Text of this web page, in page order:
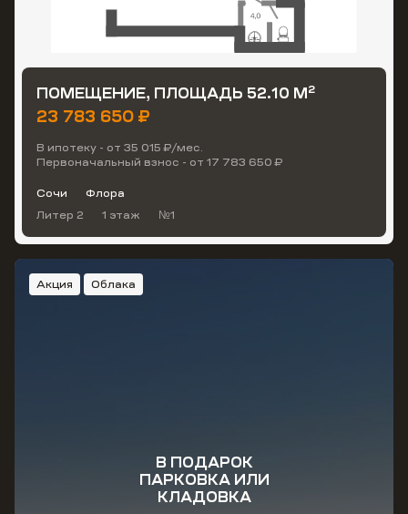
ПОМЕЩЕНИЕ, ПЛОЩАДЬ 52.10 М2
23 783 650 ₽
В ипотеку - от 35 015 ₽/мес.
Первоначальный взнос - от 17 783 650 ₽
Сочи
Флора
Литер 2
1 этаж №1
Акция Облака
В ПОДАРОК
ПАРКОВКА ИЛИ
КЛАДОВКА